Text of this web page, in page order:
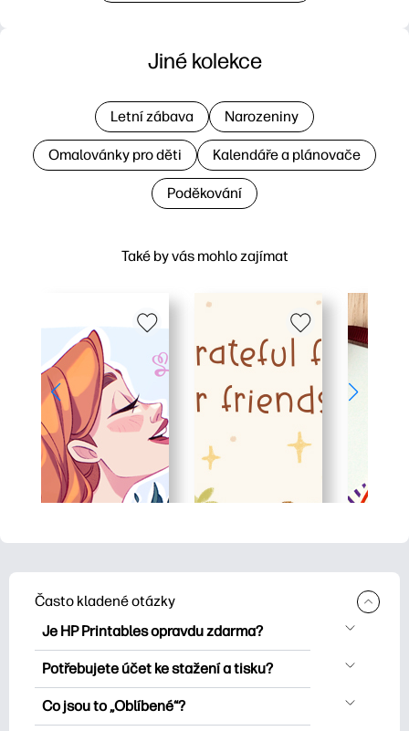
Také by vás mohlo zajímat
Jiné kolekce
Letní zábava Narozeniny
Omalovánky pro děti Kalendáře a plánovače
Poděkování
Často kladené otázky
Je HP Printables opravdu zdarma?
HP Printables nabízí více než 2500
bezplatných tisknutelných položek ke
stažení a tisku. Prozkoumejte oblíbené
omalovánky, zábavné učební listy,
Potřebujete účet ke stažení a tisku?
Můžete prozkoumat a tisknout bez
vytvoření účtu. Přihlášení vám však
Co jsou to „Oblíbené“?